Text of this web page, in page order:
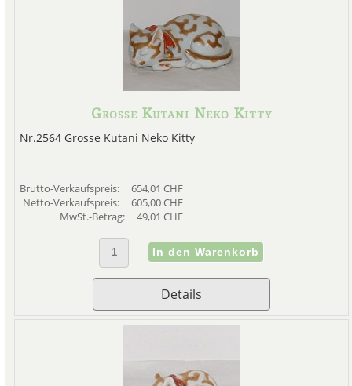
Grosse Kutani Neko Kitty
Nr.2564 Grosse Kutani Neko Kitty
Brutto-Verkaufspreis:
654,01 CHF
Netto-Verkaufspreis:
605,00 CHF
MwSt.-Betrag:
49,01 CHF
Details